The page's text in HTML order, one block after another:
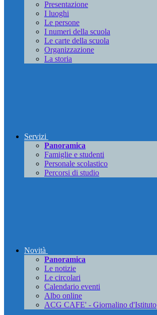
Presentazione
I luoghi
Le persone
I numeri della scuola
Le carte della scuola
Organizzazione
La storia
Servizi
Panoramica
Famiglie e studenti
Personale scolastico
Percorsi di studio
Novità
Panoramica
Le notizie
Le circolari
Calendario eventi
Albo online
ACG CAFE' - Giornalino d'Istituto